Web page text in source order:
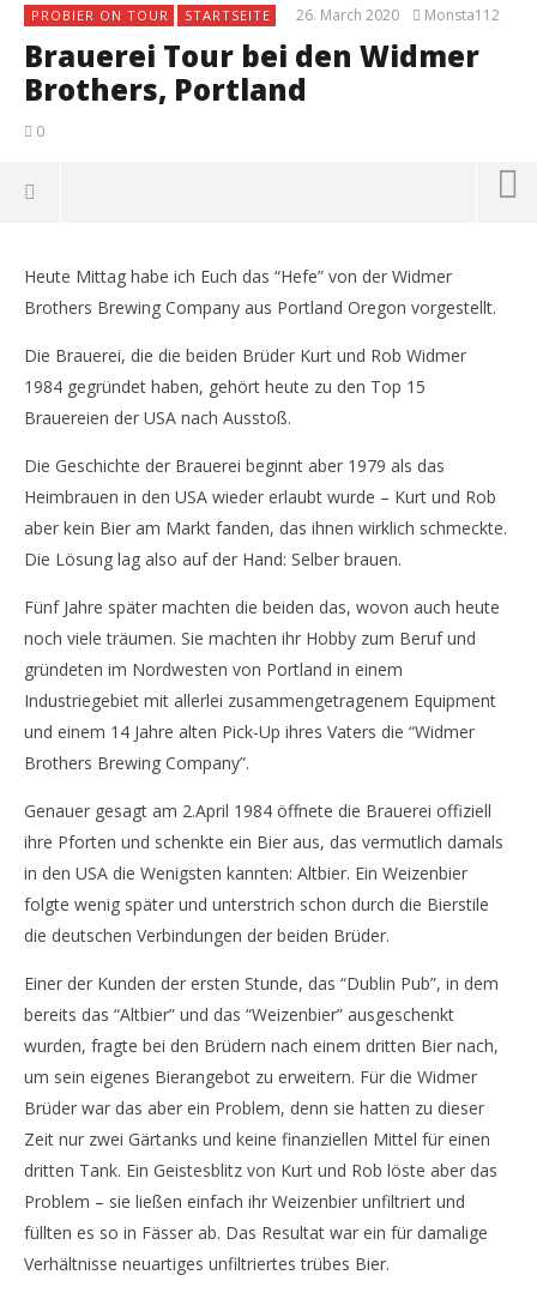
PROBIER ON TOUR STARTSEITE 26. March 2020 Monsta112
Brauerei Tour bei den Widmer
Brothers, Portland
0
NOW VIEWING
Brauerei Tour bei den Widmer Brothers, Portland
26.
March
2020
Monsta112
Heute Mittag habe ich Euch das “Hefe” von der Widmer
Brothers Brewing Company aus Portland Oregon vorgestellt.
Die Brauerei, die die beiden Brüder Kurt und Rob Widmer
1984 gegründet haben, gehört heute zu den Top 15
Brauereien der USA nach Ausstoß.
Die Geschichte der Brauerei beginnt aber 1979 als das
Heimbrauen in den USA wieder erlaubt wurde – Kurt und Rob
aber kein Bier am Markt fanden, das ihnen wirklich schmeckte.
Die Lösung lag also auf der Hand: Selber brauen.
Fünf Jahre später machten die beiden das, wovon auch heute
noch viele träumen. Sie machten ihr Hobby zum Beruf und
gründeten im Nordwesten von Portland in einem
Industriegebiet mit allerlei zusammengetragenem Equipment
und einem 14 Jahre alten Pick-Up ihres Vaters die “Widmer
Brothers Brewing Company”.
Genauer gesagt am 2.April 1984 öffnete die Brauerei offiziell
ihre Pforten und schenkte ein Bier aus, das vermutlich damals
in den USA die Wenigsten kannten: Altbier. Ein Weizenbier
folgte wenig später und unterstrich schon durch die Bierstile
die deutschen Verbindungen der beiden Brüder.
Einer der Kunden der ersten Stunde, das “Dublin Pub”, in dem
bereits das “Altbier” und das “Weizenbier” ausgeschenkt
wurden, fragte bei den Brüdern nach einem dritten Bier nach,
um sein eigenes Bierangebot zu erweitern. Für die Widmer
Brüder war das aber ein Problem, denn sie hatten zu dieser
Zeit nur zwei Gärtanks und keine finanziellen Mittel für einen
dritten Tank. Ein Geistesblitz von Kurt und Rob löste aber das
Problem – sie ließen einfach ihr Weizenbier unfiltriert und
füllten es so in Fässer ab. Das Resultat war ein für damalige
Verhältnisse neuartiges unfiltriertes trübes Bier.